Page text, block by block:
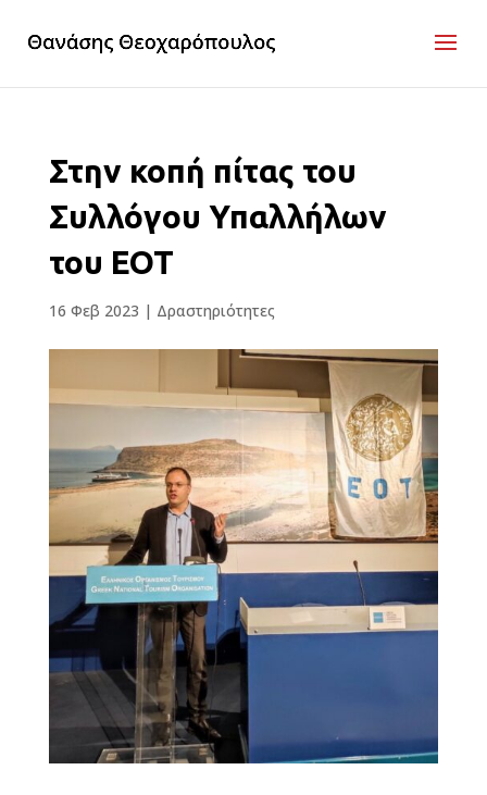
Στην κοπή πίτας του
Συλλόγου Υπαλλήλων
του ΕΟΤ
16 Φεβ 2023 | Δραστηριότητες